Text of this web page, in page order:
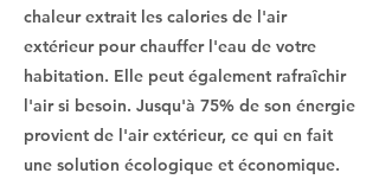
chaleur extrait les calories de l'air
extérieur pour chauffer l'eau de votre
habitation. Elle peut également rafraîchir
l'air si besoin. Jusqu'à 75% de son énergie
provient de l'air extérieur, ce qui en fait
une solution écologique et économique.